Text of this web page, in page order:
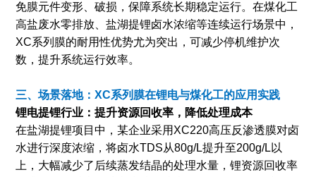
免膜元件变形、破损，保障系统长期稳定运行。在煤化工
高盐废水零排放、盐湖提锂卤水浓缩等连续运行场景中，
XC系列膜的耐用性优势尤为突出，可减少停机维护次
数，提升系统运行效率。
三、场景落地：XC系列膜在锂电与煤化工的应用实践
锂电提锂行业：提升资源回收率，降低处理成本
在盐湖提锂项目中，某企业采用XC220高压反渗透膜对卤
水进行深度浓缩，将卤水TDS从80g/L提升至200g/L以
上，大幅减少了后续蒸发结晶的处理水量，锂资源回收率